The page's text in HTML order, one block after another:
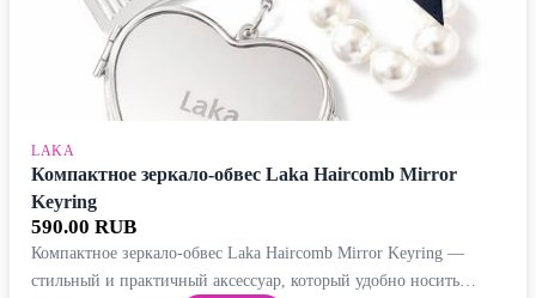
LAKA
Компактное зеркало-обвес Laka Haircomb Mirror
Keyring
590.00 RUB
Компактное зеркало-обвес Laka Haircomb Mirror Keyring —
стильный и практичный аксессуар, который удобно носить…